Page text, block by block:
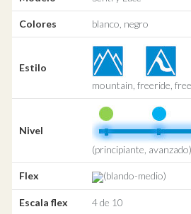
Colores blanco, negro
Estilo
mountain, freeride,
Nivel
(principiante, avanzado)
Flex (blando-medio)
Escala flex 4 de 10